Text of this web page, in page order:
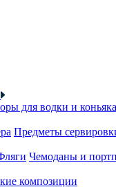
для водки и коньяка
Предметы
Чемоданы и
композиции